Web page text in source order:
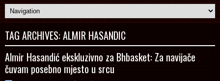
TAG ARCHIVES:ALMIR HASANDIC
Almir Hasandić ekskluzivno za Bhbasket: Za navijače
čuvam posebno mjesto u srcu